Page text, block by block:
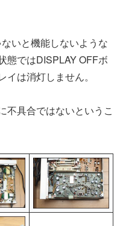
いと機能しないような
態ではDISPLAY OFFボ
は消灯しません。
不具合ではないというこ